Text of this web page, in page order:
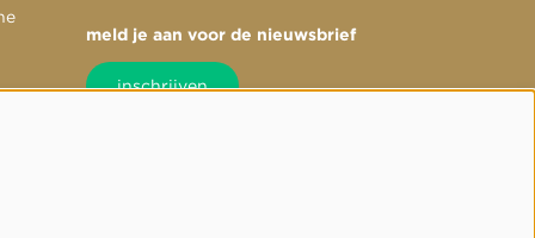
meld je aan voor de nieuwsbrief
inschrijven